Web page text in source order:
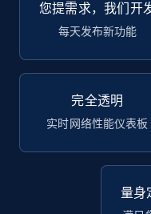
您提需求，我们开
每天发布新功能
完全透明
实时网络性能仪表板
量身